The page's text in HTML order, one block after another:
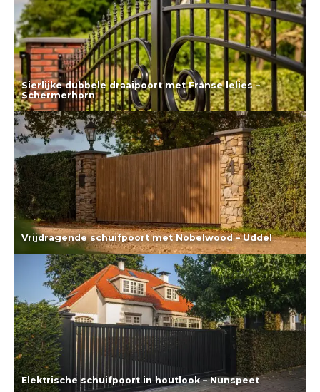
Sierlijke dubbele draaipoort met Franse lelies –
Schermerhorn
Lees meer
Vrijdragende schuifpoort met Nobelwood – Uddel
Lees meer
Elektrische schuifpoort in houtlook – Nunspeet